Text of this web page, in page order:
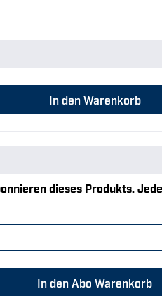
denIn den Warenkorb
dieses Produkts.
den
In den Abo Warenkorb